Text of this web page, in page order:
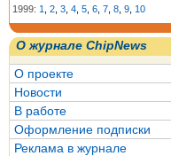
1999: 1 2 3 4 5 6 7 8 9 10
О журнале ChipNews
О проекте
Новости
В работе
Оформление подписки
Реклама в журнале